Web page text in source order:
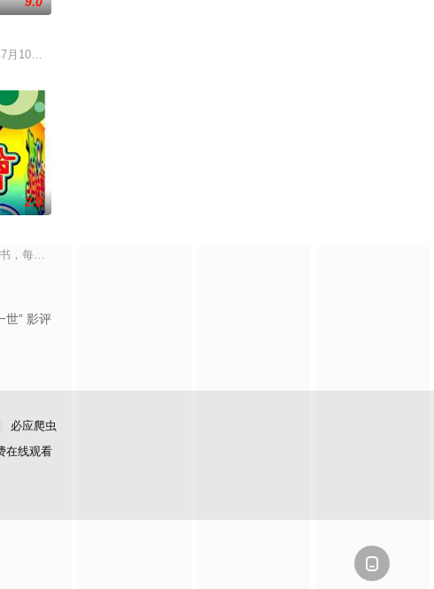
外，从身体到心
起逢星期一至五香港时间1930-2000
月10日首播推出以来，收视率长期占据台湾美食教学类节目收视第一名的位置，内容
是奢侈豪华团或
麽意思呢？喜欢金庸小说的人必须要来挑战这一题，
2.0
，每个台湾新住民难免会因为文化差异、风俗不同，在日常生活上遇到许多有趣的
世” 影评

必应爬虫
在线观看